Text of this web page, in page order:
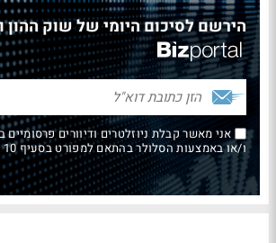
הירשם לסיכום היומי של שוק
אני מאשר קבלת ניוזלטרים ודיוורים פרסומיים
ו/או באמצעות הסלולר בהתאם למפורט בסעיף 10 בתנאי השימוש